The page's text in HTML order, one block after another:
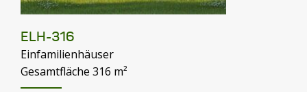
ELH-316
Einfamilienhäuser
Gesamtfläche 316 m²